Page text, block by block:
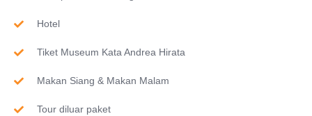
Hotel
Tiket Museum Kata Andrea Hirata
Makan Siang & Makan Malam
Tour diluar paket